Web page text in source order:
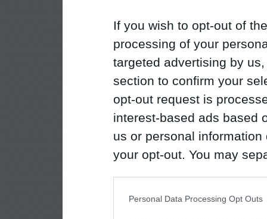
If you wish to opt-out of
processing of your
targeted advertising by
section to confirm your
opt-out request is
interest-based ads based
us or personal
your opt-out. You may
Personal Data Processing Opt Outs